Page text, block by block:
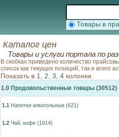
Товары в
Каталог цен
Товары и услуги портала по
В скобках приведено количество
список как текущих позиций, так и всего
Показать в 1 2 3 4 колонки.
1.0 Продовольственные товары (30512)
1.1 Напитки алкогольные (621)
1.2 Чай, кофе (1914)